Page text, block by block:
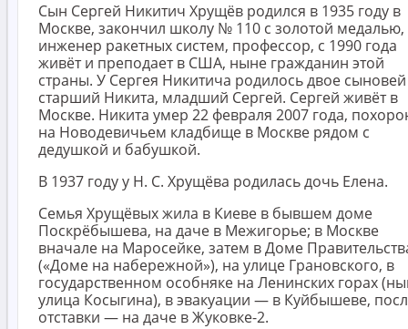
Сын Сергей Никитич Хрущёв родился в 1935 году в
Москве, закончил школу № 110 с золотой медалью,
инженер ракетных систем, профессор, с 1990 года
живёт и преподает в США, ныне гражданин этой
страны. У Сергея Никитича родилось двое
старший Никита, младший Сергей. Сергей живёт в
Москве. Никита умер 22 февраля 2007 года,
на Новодевичьем кладбище в Москве рядом с
дедушкой и бабушкой.
В 1937 году у Н. С. Хрущёва родилась дочь Елена.
Семья Хрущёвых жила в Киеве в бывшем доме
Поскрёбышева, на даче в Межигорье; в Москве
вначале на Маросейке, затем в Доме
(«Доме на набережной»), на улице Грановского, в
государственном особняке на Ленинских горах
улица Косыгина), в эвакуации — в Куйбышеве,
отставки — на даче в Жуковке-2.